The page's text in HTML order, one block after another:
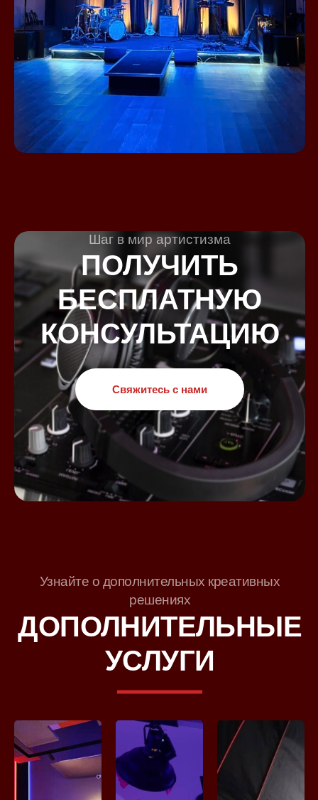
Шаг в мир артистизма
ПОЛУЧИТЬ
БЕСПЛАТНУЮ
КОНСУЛЬТАЦИЮ
Свяжитесь с нами
Узнайте о дополнительных креативных
решениях
ДОПОЛНИТЕЛЬНЫЕ
УСЛУГИ